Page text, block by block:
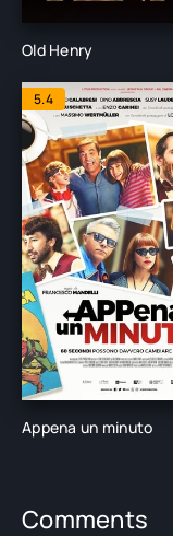
Old Henry
5.4
Appena un minuto
Comments